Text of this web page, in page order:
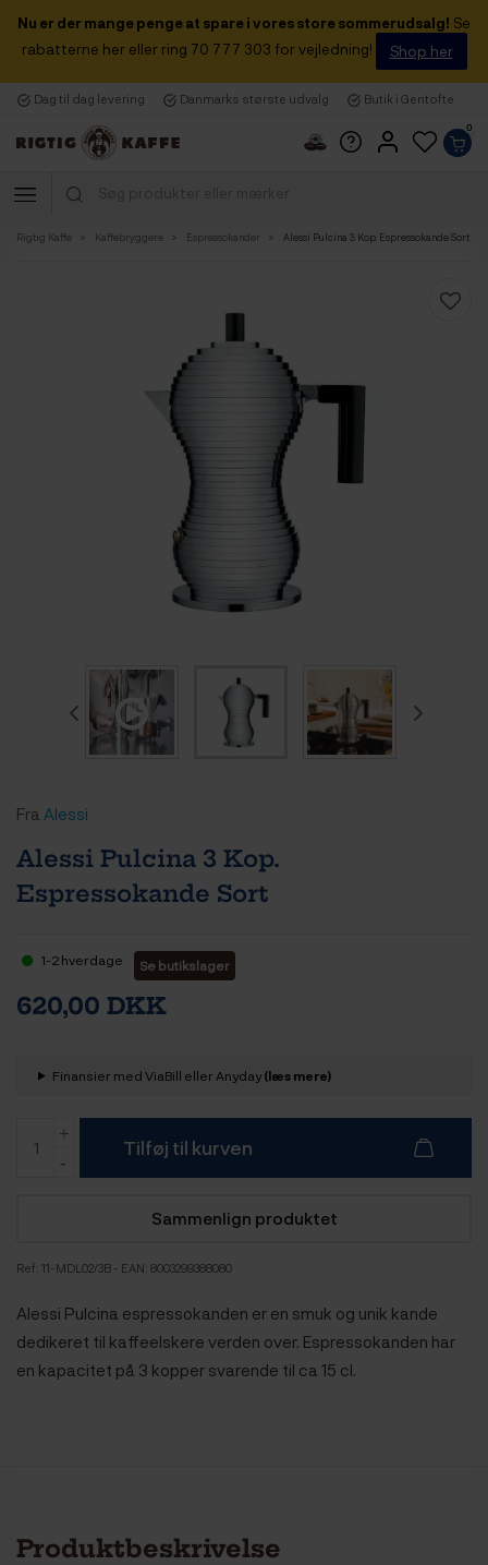
Nu er der mange penge at spare i vores store sommerudsalg! Se
rabatterne her eller ring 70 777 303 for vejledning!
Shop her
Dag til dag levering Danmarks største udvalg Butik i Gentofte
0
Rigtig Kaffe Kaffebryggere Espressokander Alessi Pulcina 3 Kop. Espressokande Sort
Fra Alessi
Alessi Pulcina 3 Kop.
Espressokande Sort
1-2 hverdage Se butikslager
620,00 DKK
Finansier med ViaBill eller Anyday(læs mere)
Tilføj til kurven
Sammenlign produktet
Ref: 11-MDL02/3B - EAN: 8003299388080
Alessi Pulcina espressokanden er en smuk og unik kande
dedikeret til kaffeelskere verden over. Espressokanden har
en kapacitet på 3 kopper svarende til ca 15 cl.
Produktbeskrivelse